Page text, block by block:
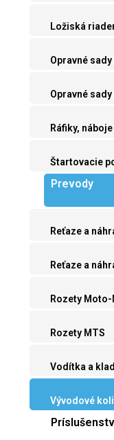
Ložiská
Opravné
Opravné
Ráfiky,
Štartovacie
Prevody
Reťaze a
Reťaze a
Rozety
Rozety MTS
Vodítka a
Vývodové